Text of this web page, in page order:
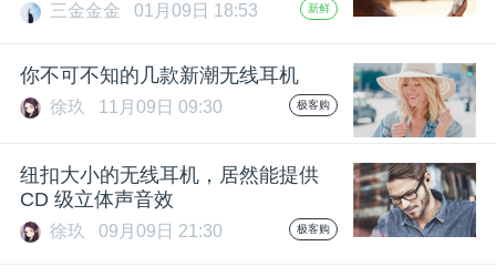
三金金金 01月09日 18:53 新鲜
你不可不知的几款新潮无线耳机
徐玖 11月09日 09:30 极客购
纽扣大小的无线耳机，居然能提供
CD 级立体声音效
徐玖 09月09日 21:30 极客购